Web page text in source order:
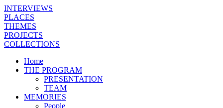
INTERVIEWS
PLACES
THEMES
PROJECTS
COLLECTIONS
Home
THE PROGRAM
PRESENTATION
TEAM
MEMORIES
People